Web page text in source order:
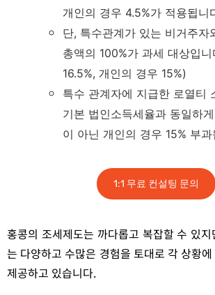
개인의 경우 4.5%가 적용됩니
단, 특수관계가 있는 비거주자
총액의 100%가 과세 대상입
16.5%, 개인의 경우 15%)
특수 관계자에 지급한 로열티
기본 법인소득세율과 동일하
이 아닌 개인의 경우 15% 부과
1:1 무료 컨설팅 문의
홍콩의 조세제도는 까다롭고 복잡할 수 있
는 다양하고 수많은 경험을 토대로 각 상황
제공하고 있습니다.